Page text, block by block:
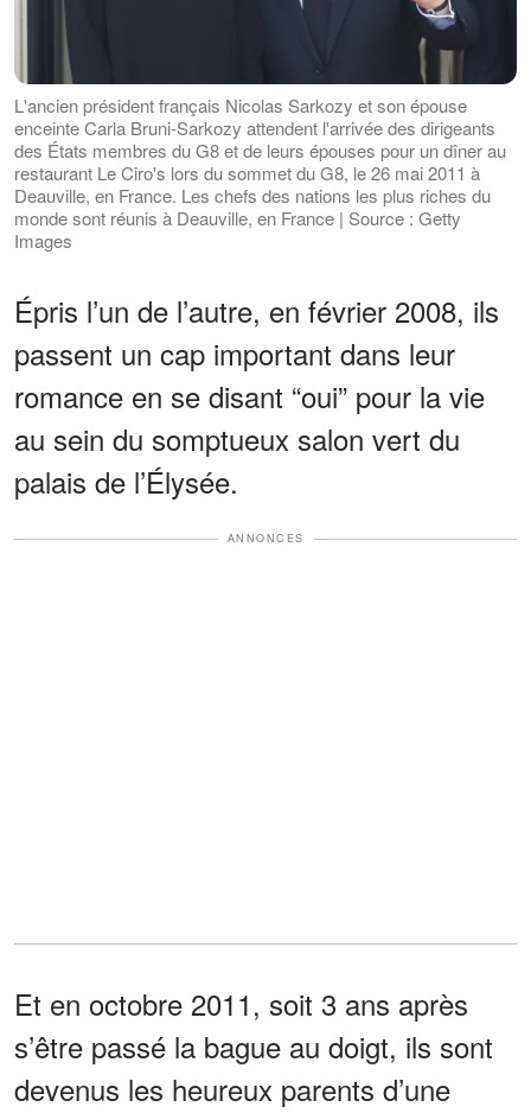
L'ancien président français Nicolas Sarkozy et son épouse
enceinte Carla Bruni-Sarkozy attendent l'arrivée des dirigeants
des États membres du G8 et de leurs épouses pour un dîner au
restaurant Le Ciro's lors du sommet du G8, le 26 mai 2011 à
Deauville, en France. Les chefs des nations les plus riches du
monde sont réunis à Deauville, en France | Source : Getty
Images
Épris l’un de l’autre, en février 2008, ils
passent un cap important dans leur
romance en se disant “oui” pour la vie
au sein du somptueux salon vert du
palais de l’Élysée.
ANNONCES
Et en octobre 2011, soit 3 ans après
s’être passé la bague au doigt, ils sont
devenus les heureux parents d’une